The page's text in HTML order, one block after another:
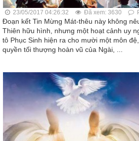
23/05/2017 04:26:32 Đã xem: 3630
Đoạn kết Tin Mừng Mát-thêu này không
Thiên hữu hình, nhưng một hoạt cảnh uy
tô Phục Sinh hiện ra cho mười một môn
quyền tối thượng hoàn vũ của Ngài, ...